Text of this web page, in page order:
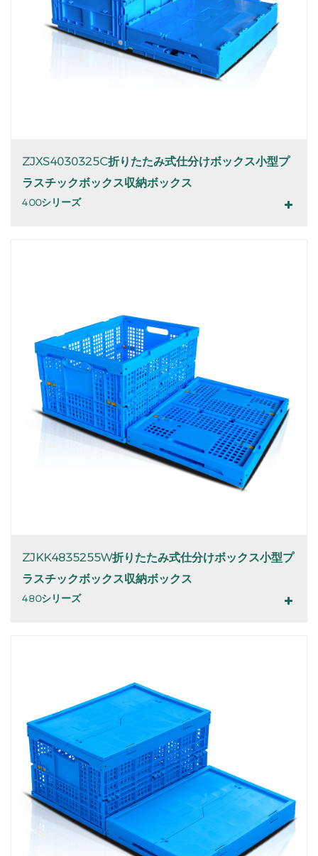
ZJXS4030325C折りたたみ式仕分けボックス小型プ
ラスチックボックス収納ボックス
400シリーズ
ZJKK4835255W折りたたみ式仕分けボックス小型プ
ラスチックボックス収納ボックス
480シリーズ